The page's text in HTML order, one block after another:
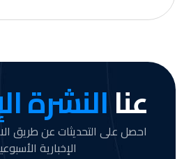
عناالنشرة
احصل على التحديثات عن طريق
الإخبارية